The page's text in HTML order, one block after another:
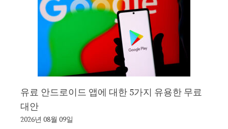
유료 안드로이드 앱에 대한 5가지 유용한 무료
대안
2026년 08월 09일